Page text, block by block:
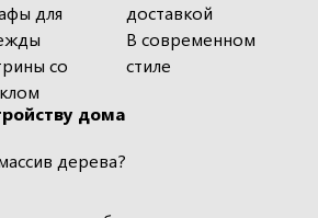
для
со
доставкой
В современном
стиле
дома
дерева?